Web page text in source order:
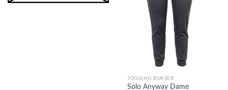
JOGGING BUKSER
Solo Anyway Dame